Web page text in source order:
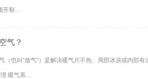
开裂…
气？
（也叫“放气”）是解决暖气片不热、局部冰凉或内部
理 暖气系…